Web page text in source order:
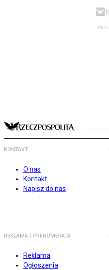
KONTAKT
O nas
Kontakt
Napisz do nas
REKLAMA I PRENUMERATA
Reklama
Ogłoszenia